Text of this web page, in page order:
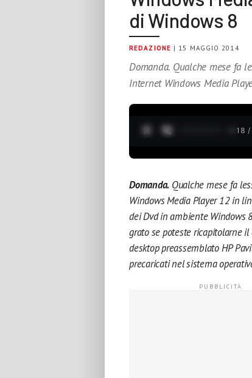
di Windows 8
REDAZIONE | 15 MAGGIO 2014
Domanda. Qualche mese fa
Internet Windows Media
0:19
Domanda. Qualche mese fa
Windows Media Player 12 in
dei Dvd in ambiente Windows
grato se poteste ricapitolarne
desktop preassemblato HP
precaricati nel sistema